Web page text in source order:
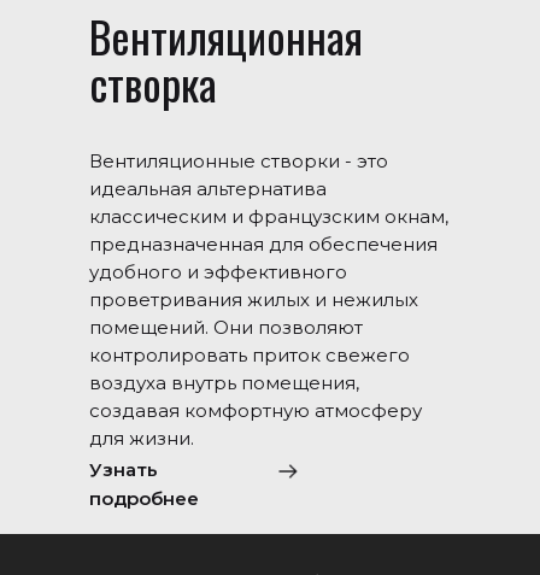
Вентиляционная
створка
Вентиляционные створки - это
идеальная альтернатива
классическим и французским окнам,
предназначенная для обеспечения
удобного и эффективного
проветривания жилых и нежилых
помещений. Они позволяют
контролировать приток свежего
воздуха внутрь помещения,
создавая комфортную атмосферу
для жизни.
Узнать
подробнее